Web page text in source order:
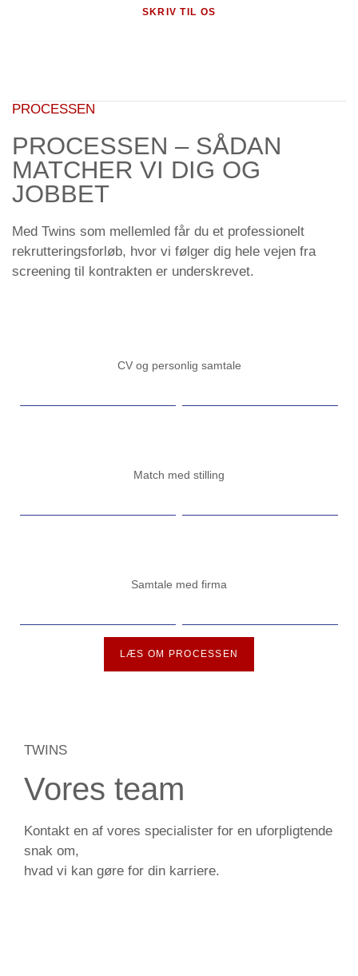
SKRIV TIL OS
PROCESSEN
PROCESSEN – SÅDAN
MATCHER VI DIG OG
JOBBET
Med Twins som mellemled får du et professionelt
rekrutteringsforløb, hvor vi følger dig hele vejen fra
screening til kontrakten er underskrevet.
CV og personlig samtale
Match med stilling
Samtale med firma
LÆS OM PROCESSEN
TWINS
Vores team
Kontakt en af vores specialister for en uforpligtende
snak om,
hvad vi kan gøre for din karriere.